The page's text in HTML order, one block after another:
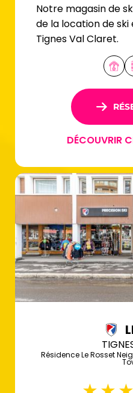
Notre magasin de
de la location de
Tignes Val Claret.
DÉCOUVRIR
Résidence Le Rosset